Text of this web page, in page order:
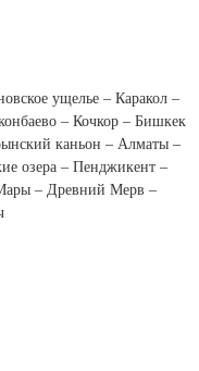
ущелье – Каракол –
– Кочкор – Бишкек
каньон – Алматы –
озера – Пенджикент –
– Древний Мерв –